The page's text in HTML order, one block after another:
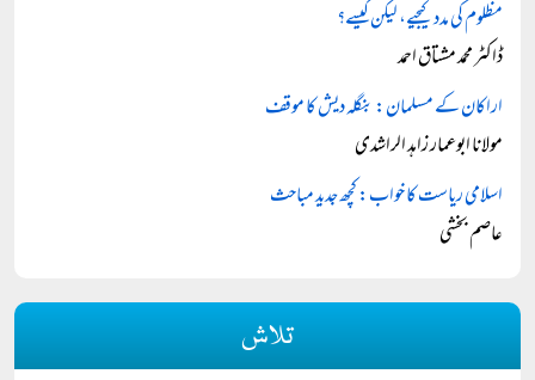
مظلوم کی مدد کیجیے، لیکن کیسے؟
ڈاکٹر محمد مشتاق احمد
اراکان کے مسلمان: بنگلہ دیش کا موقف
مولانا ابوعمار زاہد الراشدی
اسلامی ریاست کا خواب: کچھ جدید مباحث
عاصم بخشی
تلاش